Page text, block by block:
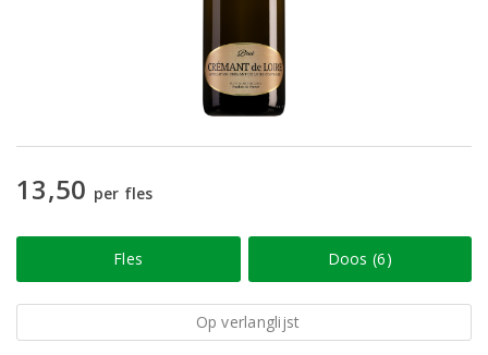
13,50 per fles
Fles Doos (6)
Op verlanglijst